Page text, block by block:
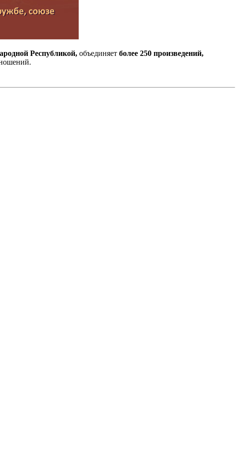
Республикой, объединяет более 250 произведений,